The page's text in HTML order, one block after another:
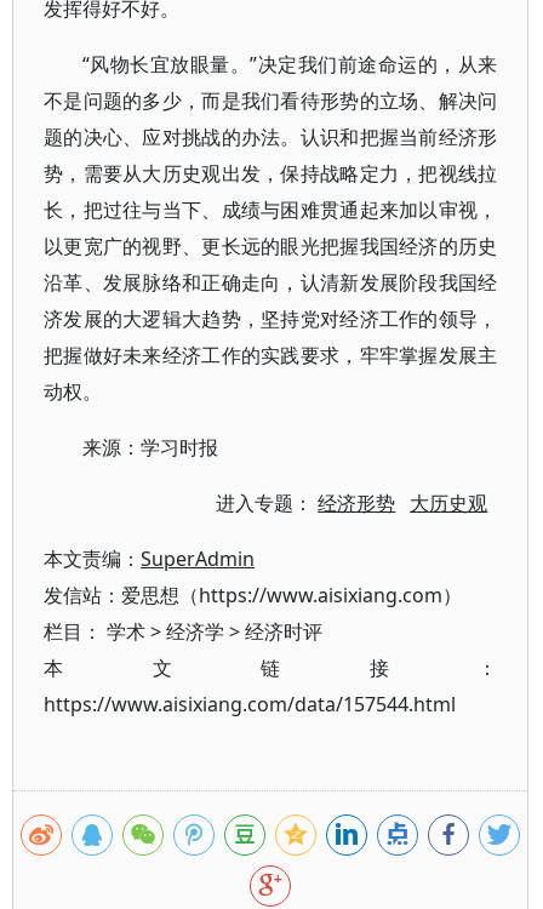
发挥得好不好。
“风物长宜放眼量。”决定我们前途命运的，从来
不是问题的多少，而是我们看待形势的立场、解决问
题的决心、应对挑战的办法。认识和把握当前经济形
势，需要从大历史观出发，保持战略定力，把视线拉
长，把过往与当下、成绩与困难贯通起来加以审视，
以更宽广的视野、更长远的眼光把握我国经济的历史
沿革、发展脉络和正确走向，认清新发展阶段我国经
济发展的大逻辑大趋势，坚持党对经济工作的领导，
把握做好未来经济工作的实践要求，牢牢掌握发展主
动权。
来源：学习时报
进入专题：经济形势 大历史观
本文责编： SuperAdmin
发信站：爱思想（https://www.aisixiang.com）
栏目： 学术>经济学 >经济时评
本文链接：
https://www.aisixiang.com/data/157544.html